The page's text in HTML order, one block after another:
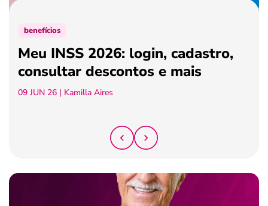
benefícios
Meu INSS 2026: login, cadastro,
consultar descontos e mais
09 JUN 26 | Kamilla Aires